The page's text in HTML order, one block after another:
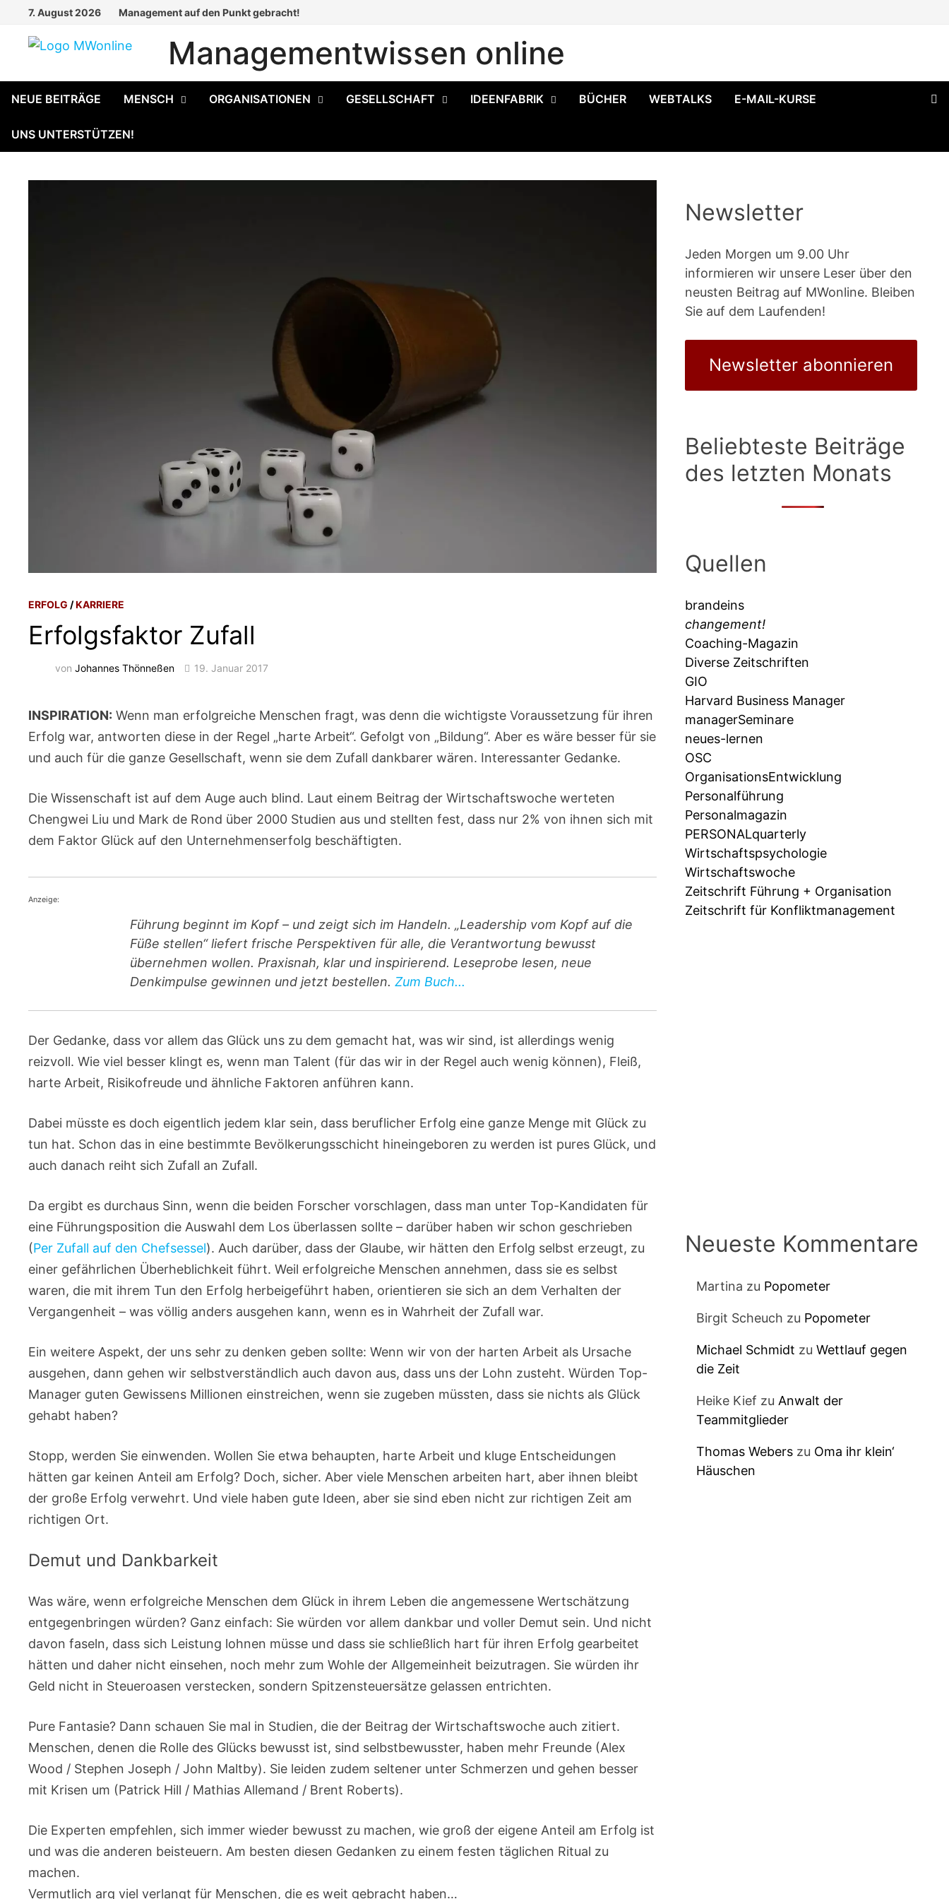
springen
7. August 2026 Management auf den Punkt gebracht!
Managementwissen online
NEUE BEITRÄGE MENSCH ORGANISATIONEN GESELLSCHAFT IDEENFABRIK BÜCHER WEBTALKS E-MAIL-KURSE
UNS UNTERSTÜTZEN!
ERFOLG /KARRIERE
Erfolgsfaktor Zufall
vonJohannes Thönneßen 19. Januar 2017
INSPIRATION: Wenn man erfolgreiche Menschen fragt, was denn die wichtigste Voraussetzung für ihren
Erfolg war, antworten diese in der Regel „harte Arbeit“. Gefolgt von „Bildung“. Aber es wäre besser für sie
und auch für die ganze Gesellschaft, wenn sie dem Zufall dankbarer wären. Interessanter Gedanke.
Die Wissenschaft ist auf dem Auge auch blind. Laut einem Beitrag der Wirtschaftswoche werteten
Chengwei Liu und Mark de Rond über 2000 Studien aus und stellten fest, dass nur 2% von ihnen sich mit
dem Faktor Glück auf den Unternehmenserfolg beschäftigten.
Anzeige:
Führung beginnt im Kopf – und zeigt sich im Handeln. „Leadership vom Kopf auf die
Füße stellen“ liefert frische Perspektiven für alle, die Verantwortung bewusst
übernehmen wollen. Praxisnah, klar und inspirierend. Leseprobe lesen, neue
Denkimpulse gewinnen und jetzt bestellen. Zum Buch...
Der Gedanke, dass vor allem das Glück uns zu dem gemacht hat, was wir sind, ist allerdings wenig
reizvoll. Wie viel besser klingt es, wenn man Talent (für das wir in der Regel auch wenig können), Fleiß,
harte Arbeit, Risikofreude und ähnliche Faktoren anführen kann.
Dabei müsste es doch eigentlich jedem klar sein, dass beruflicher Erfolg eine ganze Menge mit Glück zu
tun hat. Schon das in eine bestimmte Bevölkerungsschicht hineingeboren zu werden ist pures Glück, und
auch danach reiht sich Zufall an Zufall.
Da ergibt es durchaus Sinn, wenn die beiden Forscher vorschlagen, dass man unter Top-Kandidaten für
eine Führungsposition die Auswahl dem Los überlassen sollte – darüber haben wir schon geschrieben
(Per Zufall auf den Chefsessel). Auch darüber, dass der Glaube, wir hätten den Erfolg selbst erzeugt, zu
einer gefährlichen Überheblichkeit führt. Weil erfolgreiche Menschen annehmen, dass sie es selbst
waren, die mit ihrem Tun den Erfolg herbeigeführt haben, orientieren sie sich an dem Verhalten der
Vergangenheit – was völlig anders ausgehen kann, wenn es in Wahrheit der Zufall war.
Ein weitere Aspekt, der uns sehr zu denken geben sollte: Wenn wir von der harten Arbeit als Ursache
ausgehen, dann gehen wir selbstverständlich auch davon aus, dass uns der Lohn zusteht. Würden Top-
Manager guten Gewissens Millionen einstreichen, wenn sie zugeben müssten, dass sie nichts als Glück
gehabt haben?
Stopp, werden Sie einwenden. Wollen Sie etwa behaupten, harte Arbeit und kluge Entscheidungen
hätten gar keinen Anteil am Erfolg? Doch, sicher. Aber viele Menschen arbeiten hart, aber ihnen bleibt
der große Erfolg verwehrt. Und viele haben gute Ideen, aber sie sind eben nicht zur richtigen Zeit am
richtigen Ort.
Demut und Dankbarkeit
Was wäre, wenn erfolgreiche Menschen dem Glück in ihrem Leben die angemessene Wertschätzung
entgegenbringen würden? Ganz einfach: Sie würden vor allem dankbar und voller Demut sein. Und nicht
davon faseln, dass sich Leistung lohnen müsse und dass sie schließlich hart für ihren Erfolg gearbeitet
hätten und daher nicht einsehen, noch mehr zum Wohle der Allgemeinheit beizutragen. Sie würden ihr
Geld nicht in Steueroasen verstecken, sondern Spitzensteuersätze gelassen entrichten.
Pure Fantasie? Dann schauen Sie mal in Studien, die der Beitrag der Wirtschaftswoche auch zitiert.
Menschen, denen die Rolle des Glücks bewusst ist, sind selbstbewusster, haben mehr Freunde (Alex
Wood / Stephen Joseph / John Maltby). Sie leiden zudem seltener unter Schmerzen und gehen besser
mit Krisen um (Patrick Hill / Mathias Allemand / Brent Roberts).
Die Experten empfehlen, sich immer wieder bewusst zu machen, wie groß der eigene Anteil am Erfolg ist
und was die anderen beisteuern. Am besten diesen Gedanken zu einem festen täglichen Ritual zu
machen.
Vermutlich arg viel verlangt für Menschen, die es weit gebracht haben…
Newsletter
Jeden Morgen um 9.00 Uhr
informieren wir unsere Leser über den
neusten Beitrag auf MWonline. Bleiben
Sie auf dem Laufenden!
Newsletter abonnieren
Beliebteste Beiträge
des letzten Monats
Quellen
brandeins
changement!
Coaching-Magazin
Diverse Zeitschriften
GIO
Harvard Business Manager
managerSeminare
neues-lernen
OSC
OrganisationsEntwicklung
Personalführung
Personalmagazin
PERSONALquarterly
Wirtschaftspsychologie
Wirtschaftswoche
Zeitschrift Führung + Organisation
Zeitschrift für Konfliktmanagement
Neueste Kommentare
Martina zu Popometer
Birgit Scheuch zu Popometer
Michael Schmidt zu Wettlauf gegen
die Zeit
Heike Kief zu Anwalt der
Teammitglieder
Thomas Weberszu Oma ihr klein‘
Häuschen